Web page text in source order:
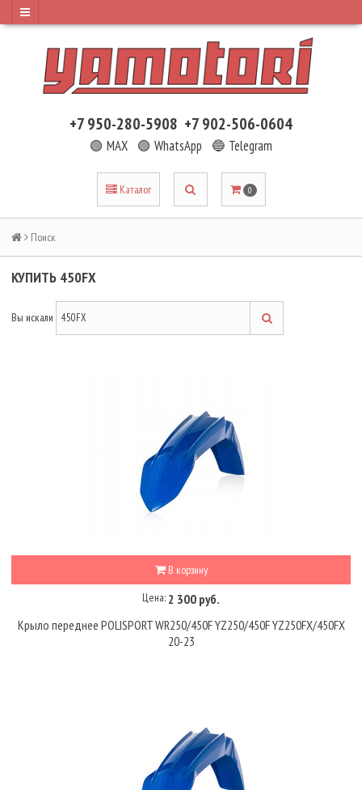
+7 950-280-5908 +7 902-506-0604
🟢 MAX 🟢 WhatsApp 🔵 Telegram
Каталог 0
Поиск
КУПИТЬ 450FX
Вы искали
В корзину
Цена: 2 300 руб.
Крыло переднее POLISPORT WR250/450F YZ250/450F YZ250FX/450FX
20-23